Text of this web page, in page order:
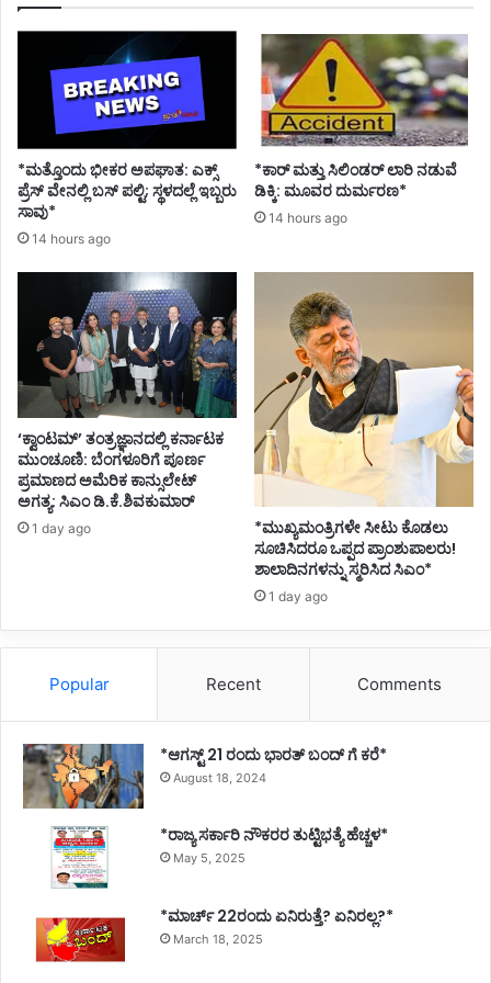
ನ
ಇ
ಲಾ
ಖೆ
ಮುಂ
ತ
ಷ್
ಟು
ವಿ
ಳಂ
ಬ
*
*ಮತ್ತೊಂದು ಭೀಕರ ಅಪಘಾತ: ಎಕ್ಸ್
ಪ್ರೆಸ್ ವೇನಲ್ಲಿ ಬಸ್ ಪಲ್ಟಿ; ಸ್ಥಳದಲ್ಲೆ ಇಬ್ಬರು
ಸಾವು*
14 hours ago
*ಕಾರ್ ಮತ್ತು ಸಿಲಿಂಡ‌ರ್ ಲಾರಿ ನಡುವೆ
ಡಿಕ್ಕಿ: ಮೂವರ ದುರ್ಮರಣ*
14 hours ago
‘ಕ್ವಾಂಟಮ್’ ತಂತ್ರಜ್ಞಾನದಲ್ಲಿ ಕರ್ನಾಟಕ
ಮುಂಚೂಣಿ: ಬೆಂಗಳೂರಿಗೆ ಪೂರ್ಣ
ಪ್ರಮಾಣದ ಅಮೆರಿಕ ಕಾನ್ಸುಲೇಟ್
ಅಗತ್ಯ: ಸಿಎಂ ಡಿ.ಕೆ.ಶಿವಕುಮಾರ್
1 day ago
*ಮುಖ್ಯಮಂತ್ರಿಗಳೇ ಸೀಟು ಕೊಡಲು
ಸೂಚಿಸಿದರೂ ಒಪ್ಪದ ಪ್ರಾಂಶುಪಾಲರು!
ಶಾಲಾದಿನಗಳನ್ನು ಸ್ಮರಿಸಿದ ಸಿಎಂ*
1 day ago
Popular Recent Comments
*ಆಗಸ್ಟ್ 21 ರಂದು ಭಾರತ್‌ ಬಂದ್‌ ಗೆ ಕರೆ*
August 18, 2024
*ರಾಜ್ಯ ಸರ್ಕಾರಿ ನೌಕರರ ತುಟ್ಟಿಭತ್ಯೆ ಹೆಚ್ಚಳ*
May 5, 2025
*ಮಾರ್ಚ್ 22ರಂದು ಏನಿರುತ್ತೆ? ಏನಿರಲ್ಲ?*
March 18, 2025